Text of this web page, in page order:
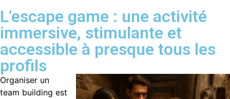
L’escape game : une activité
immersive, stimulante et
accessible à presque tous les
profils
Organiser un
team building est